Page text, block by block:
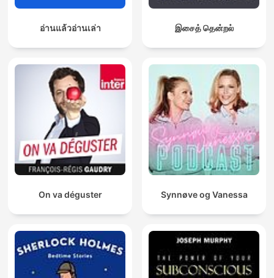
อ่านแล้วอ่านเล่า இசைத் தென்றல்
On va déguster Synnøve og Vanessa